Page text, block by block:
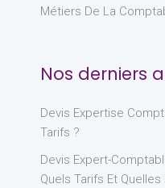
Métiers De La
Nos derniers
Devis Expertise
Tarifs ?
Devis Expert-
Quels Tarifs Et